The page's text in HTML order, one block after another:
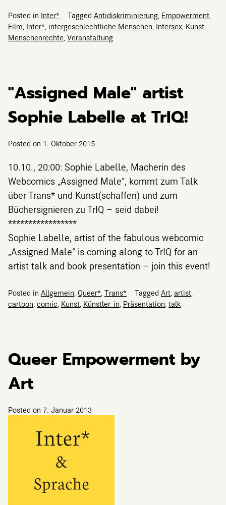
Posted in Inter* Tagged Antidiskriminierung Empowerment
Film Inter* intergeschlechtliche Menschen Intersex Kunst
Menschenrechte Veranstaltung
"Assigned Male" artist
Sophie Labelle at TrIQ!
Posted on 1. Oktober 2015
10.10., 20:00: Sophie Labelle, Macherin des
Webcomics „Assigned Male“, kommt zum Talk
über Trans* und Kunst(schaffen) und zum
Büchersignieren zu TrIQ – seid dabei!
*****************
Sophie Labelle, artist of the fabulous webcomic
„Assigned Male“ is coming along to TrIQ for an
artist talk and book presentation – join this event!
Posted in Allgemein, Queer*, Trans* Tagged Art, artist,
cartoon, comic, Kunst, Künstler_in, Präsentation, talk
Queer Empowerment by
Art
Posted on 7. Januar 2013